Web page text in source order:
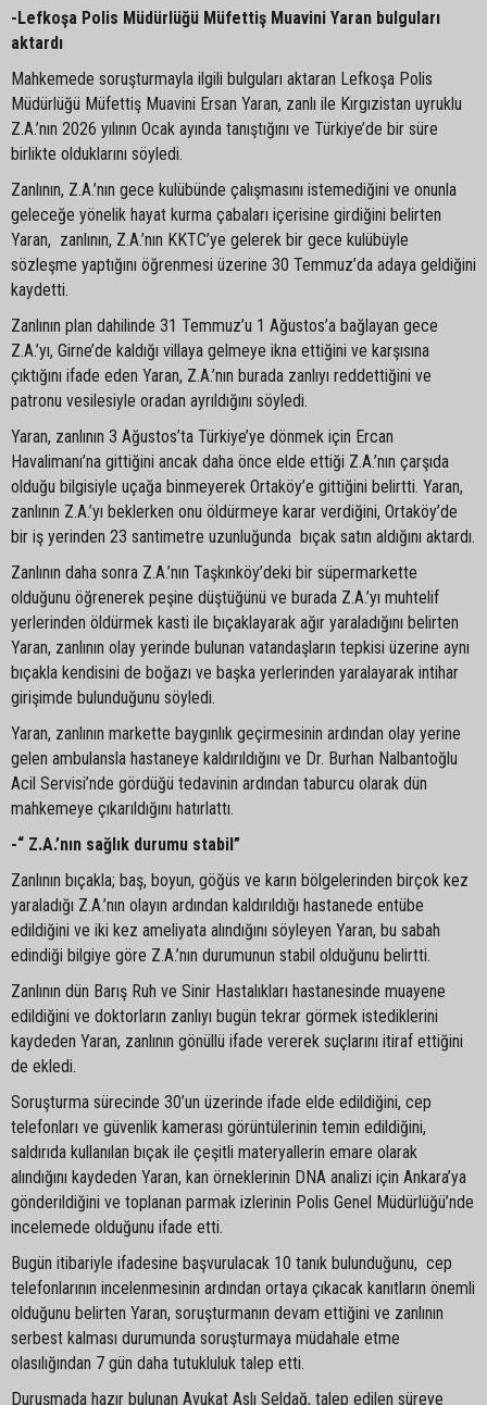
-Lefkoşa Polis Müdürlüğü Müfettiş Muavini Yaran bulguları
aktardı
Mahkemede soruşturmayla ilgili bulguları aktaran Lefkoşa Polis
Müdürlüğü Müfettiş Muavini Ersan Yaran, zanlı ile Kırgızistan uyruklu
Z.A.’nın 2026 yılının Ocak ayında tanıştığını ve Türkiye’de bir süre
birlikte olduklarını söyledi.
Zanlının, Z.A.’nın gece kulübünde çalışmasını istemediğini ve onunla
geleceğe yönelik hayat kurma çabaları içerisine girdiğini belirten
Yaran, zanlının, Z.A.’nın KKTC’ye gelerek bir gece kulübüyle
sözleşme yaptığını öğrenmesi üzerine 30 Temmuz’da adaya geldiğini
kaydetti.
Zanlının plan dahilinde 31 Temmuz’u 1 Ağustos’a bağlayan gece
Z.A.’yı, Girne’de kaldığı villaya gelmeye ikna ettiğini ve karşısına
çıktığını ifade eden Yaran, Z.A.’nın burada zanlıyı reddettiğini ve
patronu vesilesiyle oradan ayrıldığını söyledi.
Yaran, zanlının 3 Ağustos’ta Türkiye’ye dönmek için Ercan
Havalimanı’na gittiğini ancak daha önce elde ettiği Z.A.’nın çarşıda
olduğu bilgisiyle uçağa binmeyerek Ortaköy’e gittiğini belirtti. Yaran,
zanlının Z.A.’yı beklerken onu öldürmeye karar verdiğini, Ortaköy’de
bir iş yerinden 23 santimetre uzunluğunda bıçak satın aldığını aktardı.
Zanlının daha sonra Z.A.’nın Taşkınköy’deki bir süpermarkette
olduğunu öğrenerek peşine düştüğünü ve burada Z.A.’yı muhtelif
yerlerinden öldürmek kasti ile bıçaklayarak ağır yaraladığını belirten
Yaran, zanlının olay yerinde bulunan vatandaşların tepkisi üzerine aynı
bıçakla kendisini de boğazı ve başka yerlerinden yaralayarak intihar
girişimde bulunduğunu söyledi.
Yaran, zanlının markette baygınlık geçirmesinin ardından olay yerine
gelen ambulansla hastaneye kaldırıldığını ve Dr. Burhan Nalbantoğlu
Acil Servisi’nde gördüğü tedavinin ardından taburcu olarak dün
mahkemeye çıkarıldığını hatırlattı.
-“ Z.A.’nın sağlık durumu stabil”
Zanlının bıçakla; baş, boyun, göğüs ve karın bölgelerinden birçok kez
yaraladığı Z.A.’nın olayın ardından kaldırıldığı hastanede entübe
edildiğini ve iki kez ameliyata alındığını söyleyen Yaran, bu sabah
edindiği bilgiye göre Z.A.’nın durumunun stabil olduğunu belirtti.
Zanlının dün Barış Ruh ve Sinir Hastalıkları hastanesinde muayene
edildiğini ve doktorların zanlıyı bugün tekrar görmek istediklerini
kaydeden Yaran, zanlının gönüllü ifade vererek suçlarını itiraf ettiğini
de ekledi.
Soruşturma sürecinde 30’un üzerinde ifade elde edildiğini, cep
telefonları ve güvenlik kamerası görüntülerinin temin edildiğini,
saldırıda kullanılan bıçak ile çeşitli materyallerin emare olarak
alındığını kaydeden Yaran, kan örneklerinin DNA analizi için Ankara’ya
gönderildiğini ve toplanan parmak izlerinin Polis Genel Müdürlüğü’nde
incelemede olduğunu ifade etti.
Bugün itibariyle ifadesine başvurulacak 10 tanık bulunduğunu, cep
telefonlarının incelenmesinin ardından ortaya çıkacak kanıtların önemli
olduğunu belirten Yaran, soruşturmanın devam ettiğini ve zanlının
serbest kalması durumunda soruşturmaya müdahale etme
olasılığından 7 gün daha tutukluluk talep etti.
Duruşmada hazır bulunan Avukat Aslı Seldağ, talep edilen süreye